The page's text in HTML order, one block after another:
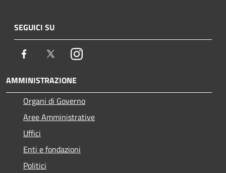
SEGUICI SU
Facebook TwitterInstagram
AMMINISTRAZIONE
Organi di Governo
Aree Amministrative
Uffici
Enti e fondazioni
Politici